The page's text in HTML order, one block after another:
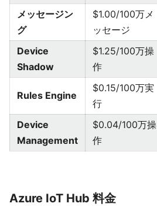
メッセージン
グ
$1.00/100万メ
ッセージ
Device
Shadow
$1.25/100万操
作
Rules Engine
$0.15/100万実
行
Device
Management
$0.04/100万操
作
Azure IoT Hub 料金